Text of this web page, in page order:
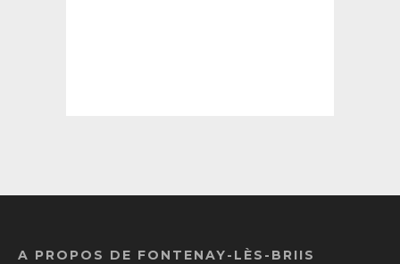
A PROPOS DE FONTENAY-LÈS-BRIIS